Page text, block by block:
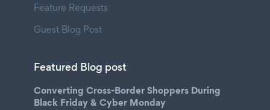
Feature Requests
Guest Blog Post
Featured Blog post
Converting Cross-Border Shoppers During
Black Friday & Cyber Monday